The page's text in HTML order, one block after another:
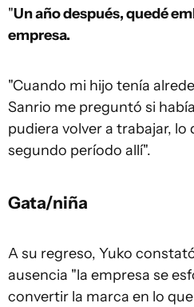
"Un año después, quedé
empresa.
"Cuando mi hijo tenía
Sanrio me preguntó si
pudiera volver a trabajar, lo
segundo período allí".
Gata/niña
A su regreso, Yuko
ausencia "la empresa se
convertir la marca en lo que